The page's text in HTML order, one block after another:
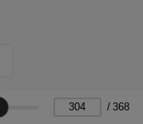
/ 368